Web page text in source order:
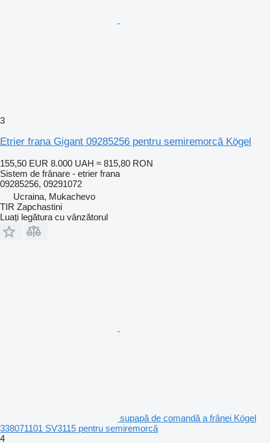
3
Etrier frana Gigant 09285256 pentru semiremorcă Kögel
155,50 EUR 8.000 UAH ≈ 815,80 RON
Sistem de frânare - etrier frana
09285256, 09291072
Ucraina, Mukachevo
TIR Zapchastini
Luați legătura cu vânzătorul
supapă de comandă a frânei Kögel
338071101 SV3115 pentru semiremorcă
4